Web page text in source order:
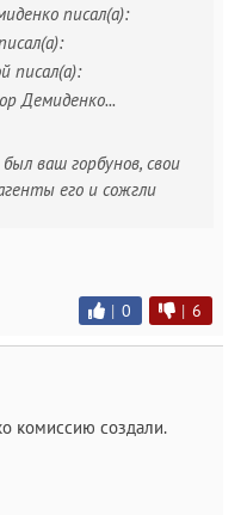
писал(а):
писал(а):
Демиденко...
ваш горбунов, свои
его и сожгли
| 0 | 6
комиссию создали.